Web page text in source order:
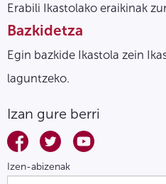
Erabili Ikastolako eraikinak
Bazkidetza
Egin bazkide Ikastola zein
laguntzeko.
Izan gure berri
Izen-abizenak